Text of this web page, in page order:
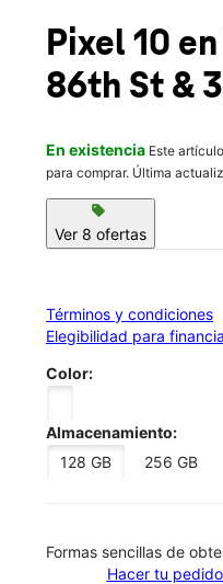
location_on
169 E 86th St New York,
Pixel 10
86th St &
En existencia Este
para comprar. Última
sell
Ver 8 ofertas
Términos y condiciones
Elegibilidad para
Color:
Almacenamiento:
128 GB
256 GB
​​​​​​​Formas sencillas de
Hacer tu